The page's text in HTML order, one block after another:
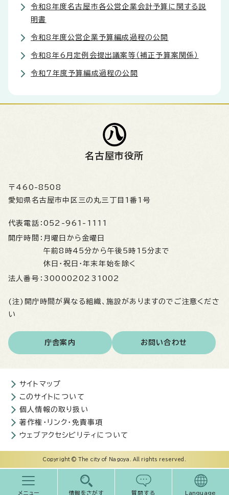
メニュー 情報をさがす 質問する Language
令和8年度名古屋市各公営企業会計予算に関する説
明書
令和8年度公営企業予算編成過程の公開
令和8年6月定例会提出議案等（補正予算案関係）
令和7年度予算編成過程の公開
名古屋市役所
〒460-8508
愛知県名古屋市中区三の丸三丁目1番1号
代表電話： 052-961-1111
開庁時間： 月曜日から金曜日
午前8時45分から午後5時15分まで
休日・祝日・年末年始を除く
法人番号： 3000020231002
(注)開庁時間が異なる組織、施設がありますのでご注意くださ
い
庁舎案内 お問い合わせ
サイトマップ
このサイトについて
個人情報の取り扱い
著作権・リンク・免責事項
ウェブアクセシビリティについて
Copyright © The city of Nagoya. All rights reserved.